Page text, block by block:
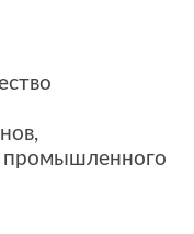
промышленного